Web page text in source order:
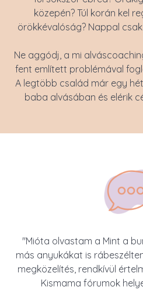
közepén? Túl korán kel
örökkévalóság? Nappal
Ne aggódj, a mi
fent említett problémával
A legtöbb család már egy
baba alvásában és elérik
"Mióta olvastam a Mint a
más anyukákat is
megközelítés, rendkívül
Kismama fórumok